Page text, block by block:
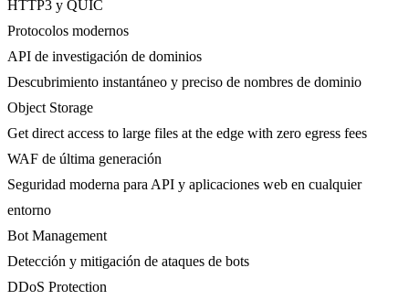
HTTP3 y QUIC
Protocolos modernos
API de investigación de dominios
Descubrimiento instantáneo y preciso de nombres de dominio
Object Storage
Get direct access to large files at the edge with zero egress fees
WAF de última generación
Seguridad moderna para API y aplicaciones web en cualquier
entorno
Bot Management
Detección y mitigación de ataques de bots
DDoS Protection